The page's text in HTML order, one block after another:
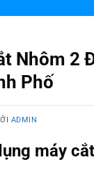
Nhôm 2
Phố
ADMIN
máy